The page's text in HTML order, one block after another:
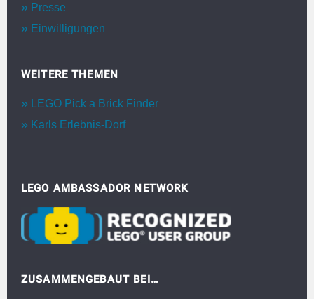
Presse
Einwilligungen
WEITERE THEMEN
LEGO Pick a Brick Finder
Karls Erlebnis-Dorf
LEGO AMBASSADOR NETWORK
ZUSAMMENGEBAUT BEI…